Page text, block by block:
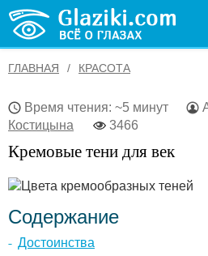
ГЛАВНАЯ КРАСОТА
Время чтения: ~5 минут
Костицына
3466
Кремовые тени для век
Содержание
Достоинства